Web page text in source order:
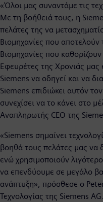
«Όλοι μας συναντάμε τις
Με τη βοήθειά τους, η
πελάτες της να
Βιομηχανίες που αποτελούν
Βιομηχανίες που
Εφευρέτες της Χρονιάς μας
Siemens να οδηγεί και να
Siemens επιδιώκει αυτόν
συνεχίσει να το κάνει στο
Αναπληρωτής CEO της
«Siemens σημαίνει
βοηθά τους πελάτες μας να
ενώ χρησιμοποιούν
να επενδύουμε σε μεγάλο
ανάπτυξη», πρόσθεσε ο
Τεχνολογίας της Siemens